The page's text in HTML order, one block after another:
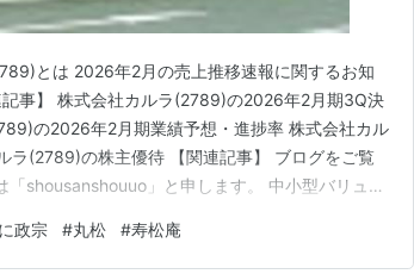
とは 2026年2月の売上推移速報に関するお知
事】 株式会社カルラ(2789)の2026年2月期3Q決
の2026年2月期業績予想・進捗率 株式会社カル
ラ(2789)の株主優待 【関連記事】 ブログをご覧
shousanshouuo」と申します。 中小型バリュー
か？ 東北にお住まいの方で…
政宗 #丸松 #寿松庵